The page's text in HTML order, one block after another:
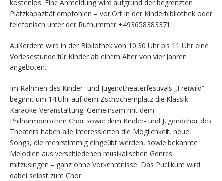
kostenlos. Eine Anmeldung wird aufgrund der begrenzten
Platzkapazität empfohlen – vor Ort in der Kinderbibliothek oder
telefonisch unter der Rufnummer +493658383371.
Außerdem wird in der Bibliothek von 10.30 Uhr bis 11 Uhr eine
Vorlesestunde für Kinder ab einem Alter von vier Jahren
angeboten.
Im Rahmen des Kinder- und Jugendtheaterfestivals „Freiwild“
beginnt um 14 Uhr auf dem Zschochernplatz die Klassik-
Karaoke-Veranstaltung. Gemeinsam mit dem
Philharmonischen Chor sowie dem Kinder- und Jugendchor des
Theaters haben alle Interessierten die Möglichkeit, neue
Songs, die mehrstimmig eingeübt werden, sowie bekannte
Melodien aus verschiedenen musikalischen Genres
mitzusingen – ganz ohne Vorkenntnisse. Das Publikum wird
dabei selbst zum Chor.